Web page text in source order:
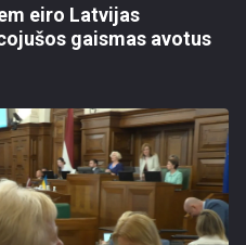
eiro Latvijas
gaismas avotus